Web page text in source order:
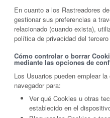
En cuanto a los Rastreadores
gestionar sus preferencias a
relacionado (cuando exista),
política de privacidad del
Cómo controlar o borrar
mediante las opciones de
Los Usuarios pueden emplear
navegador para:
Ver qué Cookies u otras
establecido en el